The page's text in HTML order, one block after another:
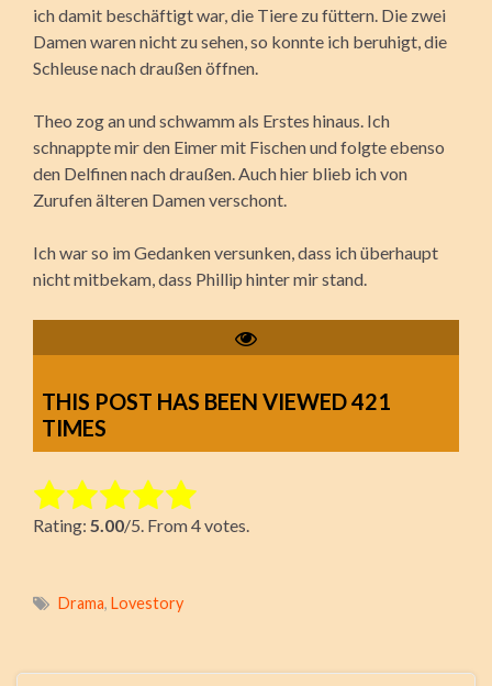
ich damit beschäftigt war, die Tiere zu füttern. Die zwei
Damen waren nicht zu sehen, so konnte ich beruhigt, die
Schleuse nach draußen öffnen.
Theo zog an und schwamm als Erstes hinaus. Ich
schnappte mir den Eimer mit Fischen und folgte ebenso
den Delfinen nach draußen. Auch hier blieb ich von
Zurufen älteren Damen verschont.
Ich war so im Gedanken versunken, dass ich überhaupt
nicht mitbekam, dass Phillip hinter mir stand.
THIS POST HAS BEEN VIEWED421
TIMES
Rate this item:
Submit Rating
Rating: 5.00/5. From 4 votes.
Drama, Lovestory